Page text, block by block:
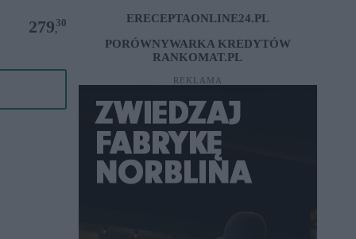
279,
30
ERECEPTAONLINE24.PL
PORÓWNYWARKA KREDYTÓW
RANKOMAT.PL
REKLAMA